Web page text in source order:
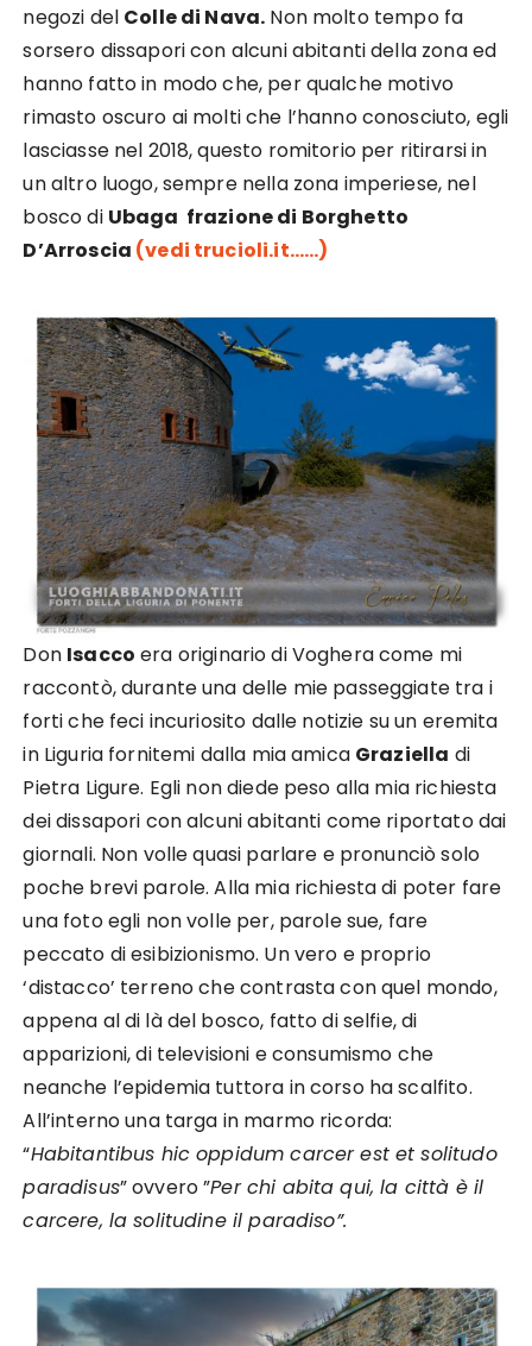
negozi del Colle di Nava. Non molto tempo fa
sorsero dissapori con alcuni abitanti della zona ed
hanno fatto in modo che, per qualche motivo
rimasto oscuro ai molti che l’hanno conosciuto, egli
lasciasse nel 2018, questo romitorio per ritirarsi in
un altro luogo, sempre nella zona imperiese, nel
bosco di Ubaga frazione di Borghetto
D’Arroscia (vedi trucioli.it……)
Don Isacco era originario di Voghera come mi
raccontò, durante una delle mie passeggiate tra i
forti che feci incuriosito dalle notizie su un eremita
in Liguria fornitemi dalla mia amica Graziella di
Pietra Ligure. Egli non diede peso alla mia richiesta
dei dissapori con alcuni abitanti come riportato dai
giornali. Non volle quasi parlare e pronunciò solo
poche brevi parole. Alla mia richiesta di poter fare
una foto egli non volle per, parole sue, fare
peccato di esibizionismo. Un vero e proprio
‘distacco’ terreno che contrasta con quel mondo,
appena al di là del bosco, fatto di selfie, di
apparizioni, di televisioni e consumismo che
neanche l’epidemia tuttora in corso ha scalfito.
All’interno una targa in marmo ricorda:
“Habitantibus hic oppidum carcer est et solitudo
paradisus” ovvero ”Per chi abita qui, la città è il
carcere, la solitudine il paradiso”.